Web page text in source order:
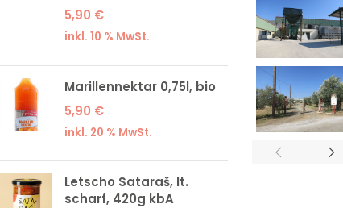
5,90 €
inkl. 10 % MwSt.
Marillennektar 0,75l, bio
5,90 €
inkl. 20 % MwSt.
Letscho Sataraš, lt.
scharf, 420g kbA